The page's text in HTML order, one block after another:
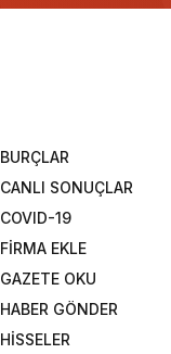
BURÇLAR
CANLI SONUÇLAR
COVID-19
FİRMA EKLE
GAZETE OKU
HABER GÖNDER
HİSSELER